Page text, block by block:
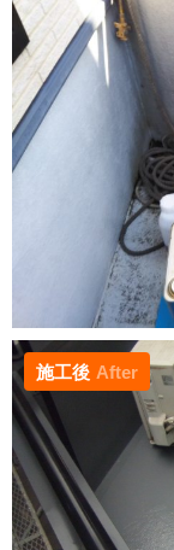
施工後 After